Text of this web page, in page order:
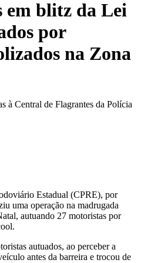
em blitz da Lei
por
na Zona
à Central de Flagrantes da Polícia
Estadual (CPRE), por
uma operação na madrugada
autuando 27 motoristas por
autuados, ao perceber a
antes da barreira e trocou de